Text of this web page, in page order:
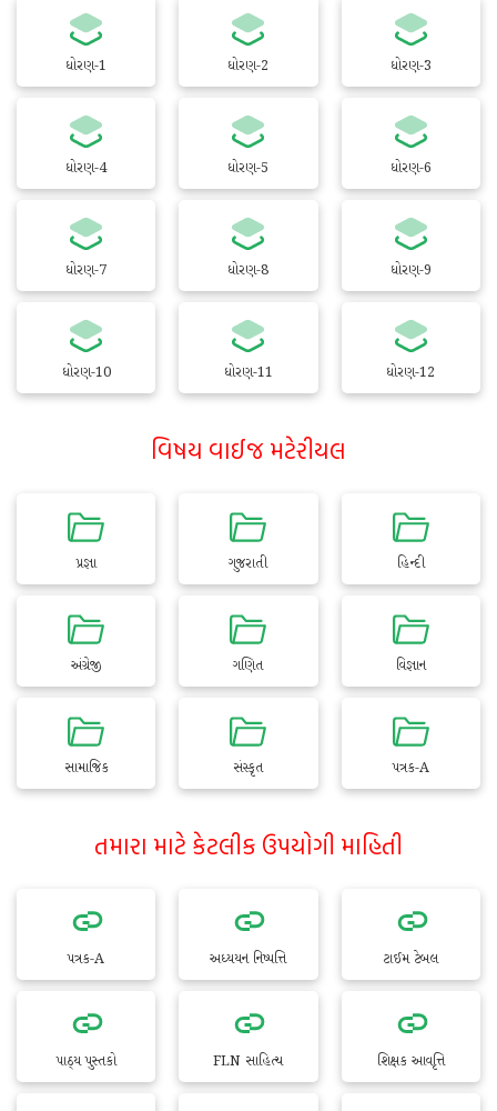
ધોરણ-1 ધોરણ-2 ધોરણ-3
ધોરણ-4 ધોરણ-5 ધોરણ-6
ધોરણ-7 ધોરણ-8 ધોરણ-9
ધોરણ-10 ધોરણ-11 ધોરણ-12
વિષય વાઈજ મટેરીયલ
પ્રજ્ઞા ગુજરાતી હિન્દી
અંગ્રેજી ગણિત વિજ્ઞાન
સામાજિક સંસ્કૃત પત્રક-A
તમારા માટે કેટલીક ઉપયોગી માહિતી
પત્રક-A અધ્યયન નિષ્પત્તિ ટાઈમ ટેબલ
પાઠ્ય પુસ્તકો FLN સાહિત્ય શિક્ષક આવૃત્તિ